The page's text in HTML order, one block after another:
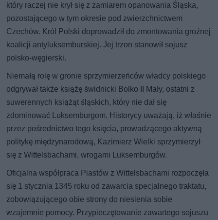
który raczej nie krył się z zamiarem opanowania Śląska,
pozostającego w tym okresie pod zwierzchnictwem
Czechów. Król Polski doprowadził do zmontowania groźnej
koalicji antyluksemburskiej. Jej trzon stanowił sojusz
polsko-węgierski.
Niemałą rolę w gronie sprzymierzeńców władcy polskiego
odgrywał także książę świdnicki Bolko II Mały, ostatni z
suwerennych książąt śląskich, który nie dał się
zdominować Luksemburgom. Historycy uważają, iż właśnie
przez pośrednictwo tego księcia, prowadzącego aktywną
politykę międzynarodową, Kazimierz Wielki sprzymierzył
się z Wittelsbachami, wrogami Luksemburgów.
Oficjalna współpraca Piastów z Wittelsbachami rozpoczęła
się 1 stycznia 1345 roku od zawarcia specjalnego traktatu,
zobowiązującego obie strony do niesienia sobie
wzajemnie pomocy. Przypieczętowanie zawartego sojuszu